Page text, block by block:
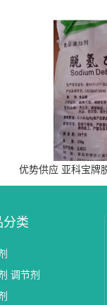
优势供应 亚科宝牌
分类
调节剂